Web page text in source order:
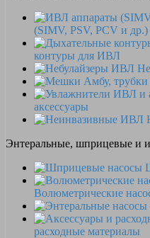
(SIMV, PSV, PCV и др.)
контуры для ИВЛ
аксессуары
Энтеральные, шприцевые и
Волюметрические
расходные материалы